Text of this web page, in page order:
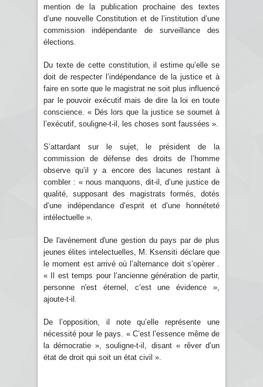
mention de la publication prochaine des textes
d’une nouvelle Constitution et de l’institution d’une
commission indépendante de surveillance des
élections.
Du texte de cette constitution, il estime qu’elle se
doit de respecter l’indépendance de la justice et à
faire en sorte que le magistrat ne soit plus influencé
par le pouvoir exécutif mais de dire la loi en toute
conscience. « Dés lors que la justice se soumet à
l’exécutif, souligne-t-il, les choses sont faussées ».
S’attardant sur le sujet, le président de la
commission de défense des droits de l’homme
observe qu’il y a encore des lacunes restant à
combler : « nous manquons, dit-il, d’une justice de
qualité, supposant des magistrats formés, dotés
d’une indépendance d’esprit et d’une honnéteté
intélectuelle ».
De l'avènement d'une gestion du pays par de plus
jeunes élites intelectuelles, M. Ksensiti déclare que
le moment est arrivé où l’alternance doit s’opèrer .
« Il est temps pour l’ancienne génération de partir,
personne n'est éternel, c’est une évidence »,
ajoute-t-il.
De l’opposition, il note qu’elle représente une
nécessité pour le pays. « C’est l’essence même de
la démocratie », souligne-t-il, disant « rêver d’un
état de droit qui soit un état civil ».